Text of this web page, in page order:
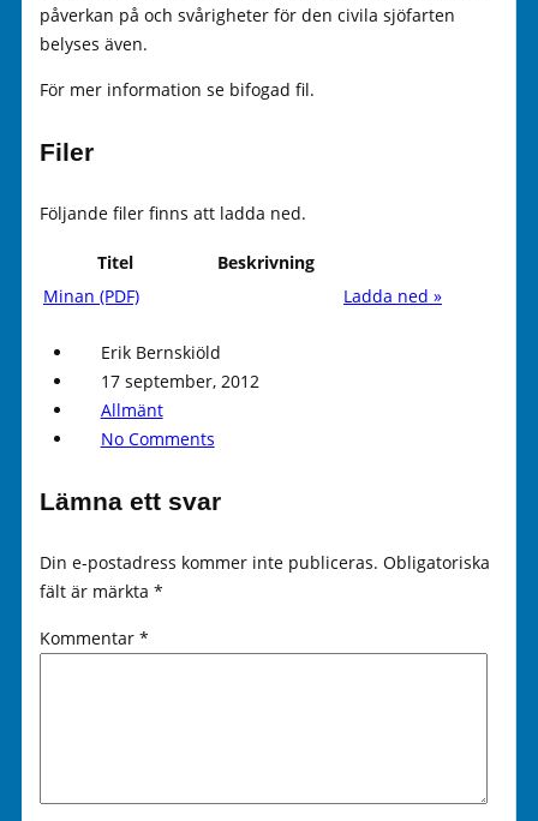
påverkan på och svårigheter för den civila sjöfarten
belyses även.
För mer information se bifogad fil.
Filer
Följande filer finns att ladda ned.
Titel
Beskrivning
Minan (PDF)
Ladda ned »
Erik Bernskiöld
17 september, 2012
Allmänt
No Comments
Lämna ett svar
Din e-postadress kommer inte publiceras. Obligatoriska
fält är märkta *
Kommentar *